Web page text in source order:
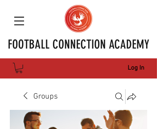
FOOTBALL CONNECTION ACADEMY
Log In
Groups